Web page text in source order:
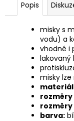
Popis
misky s
vodu) a
vhodné i
lakovaný
misky
rozměry
barva:
79